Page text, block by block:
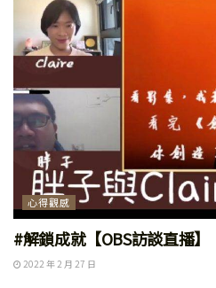
心得觀感
#解鎖成就【OBS訪談直播】
2022 年 2 月 27 日